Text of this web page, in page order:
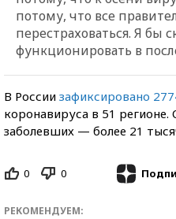
потому, что все
перестраховаться. Я бы
функционировать в
В России зафиксировано
коронавируса в 51
заболевших — более 21
0 0
РЕКОМЕНДУЕМ: